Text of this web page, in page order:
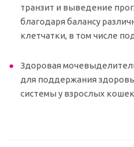
транзит и выведение
благодаря балансу
клетчатки, в том числе
Здоровая
для поддержания
системы у взрослых